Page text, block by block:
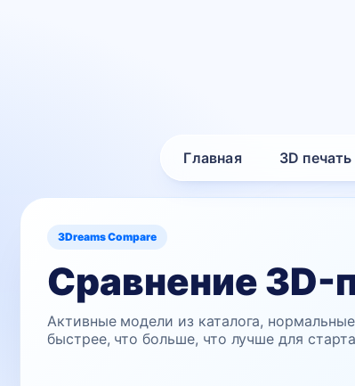
Главная 3D печать
3Dreams Compare
Сравнение 3D-
Активные модели из каталога,
быстрее, что больше, что лучше для